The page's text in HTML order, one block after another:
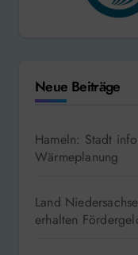
Neue Beiträge
Hameln: Stadt
Wärmeplanung
Land
erhalten